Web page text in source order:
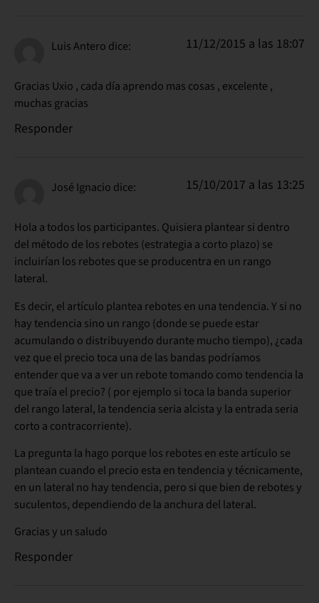
Luis Antero dice: 11/12/2015 a las 18:07
Gracias Uxio , cada día aprendo mas cosas , excelente ,
muchas gracias
Responder
José Ignacio dice: 15/10/2017 a las 13:25
Hola a todos los participantes. Quisiera plantear si dentro
del método de los rebotes (estrategia a corto plazo) se
incluirían los rebotes que se producentra en un rango
lateral.
Es decir, el artículo plantea rebotes en una tendencia. Y si no
hay tendencia sino un rango (donde se puede estar
acumulando o distribuyendo durante mucho tiempo), ¿cada
vez que el precio toca una de las bandas podríamos
entender que va a ver un rebote tomando como tendencia la
que traía el precio? ( por ejemplo si toca la banda superior
del rango lateral, la tendencia seria alcista y la entrada seria
corto a contracorriente).
La pregunta la hago porque los rebotes en este artículo se
plantean cuando el precio esta en tendencia y técnicamente,
en un lateral no hay tendencia, pero si que bien de rebotes y
suculentos, dependiendo de la anchura del lateral.
Gracias y un saludo
Responder